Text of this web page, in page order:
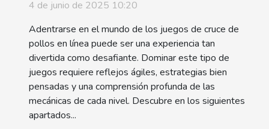
4 de junio de 2025 10:20
Adentrarse en el mundo de los juegos de cruce de
pollos en línea puede ser una experiencia tan
divertida como desafiante. Dominar este tipo de
juegos requiere reflejos ágiles, estrategias bien
pensadas y una comprensión profunda de las
mecánicas de cada nivel. Descubre en los siguientes
apartados...